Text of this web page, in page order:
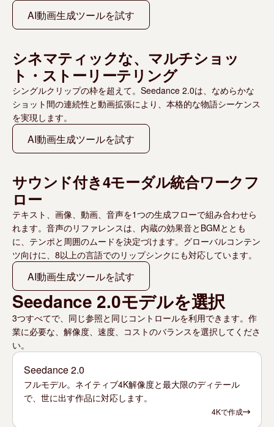
AI動画生成ツールを試す
シネマティックな、マルチショッ
ト・ストーリーテリング
シングルクリップの枠を超えて。Seedance 2.0は、なめらかな
ショット間の連続性と動画拡張により、本格的な物語シーケンス
を実現します。
AI動画生成ツールを試す
サウンド付き4モーダル統合ワークフ
ロー
テキスト、画像、動画、音声を1つの生成フローで組み合わせら
れます。音声のリファレンスは、内蔵の効果音とBGMととも
に、テンポと周囲のムードを決定づけます。グローバルコンテン
ツ向けに、8以上の言語でのリップシンクにも対応しています。
AI動画生成ツールを試す
Seedance 2.0モデルを選択
3つすべてで、同じ参照と同じコントロールを利用できます。作
業に必要な、解像度、速度、コストのバランスを選択してくださ
い。
Seedance 2.0
フルモデル。ネイティブ4K解像度と最大限のディテール
で、世に出す作品に対応します。
4Kで作成